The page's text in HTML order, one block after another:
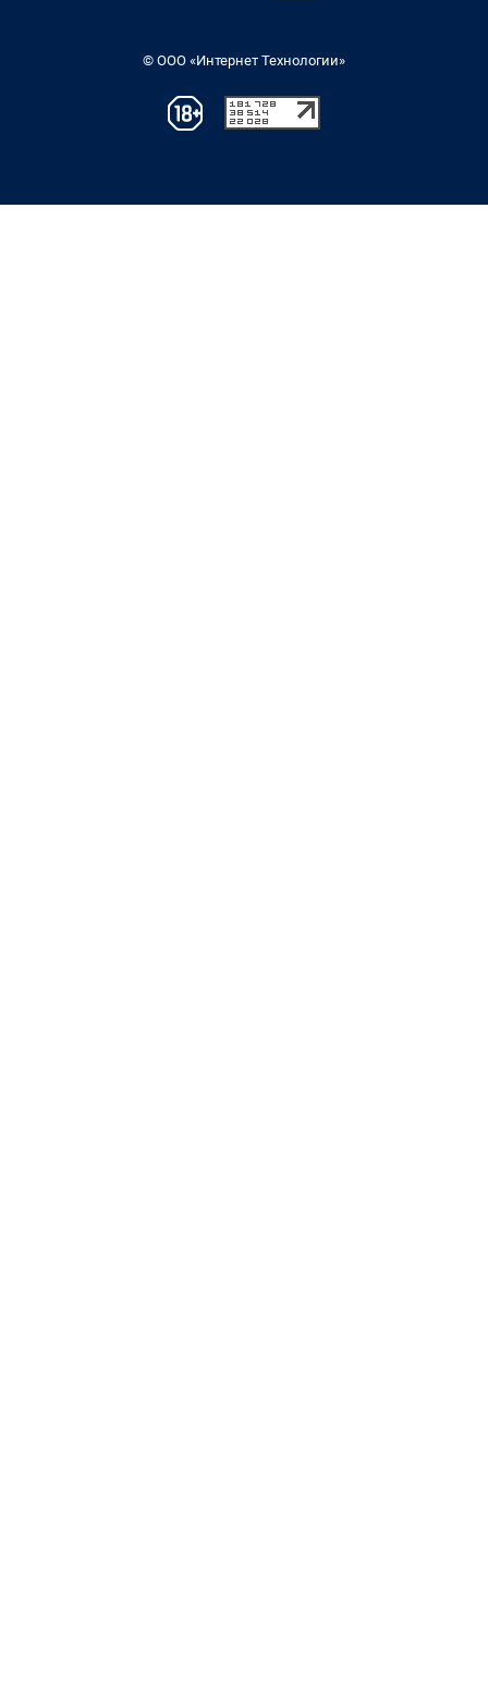
© ООО «Интернет Технологии»